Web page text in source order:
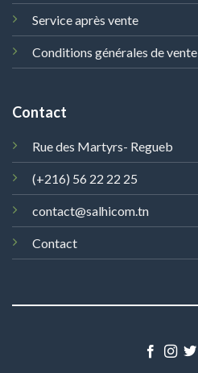
Service après vente
Conditions générales de vente
Contact
Rue des Martyrs- Regueb
(+216) 56 22 22 25
contact@salhicom.tn
Contact